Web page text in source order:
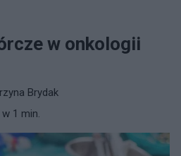
w onkologii
Brydak
1 min.